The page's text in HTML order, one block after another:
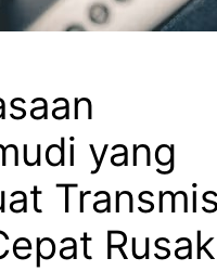
yang
Rusak